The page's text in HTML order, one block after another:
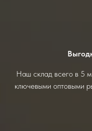
Наш склад всего в 5
ключевыми оптовыми